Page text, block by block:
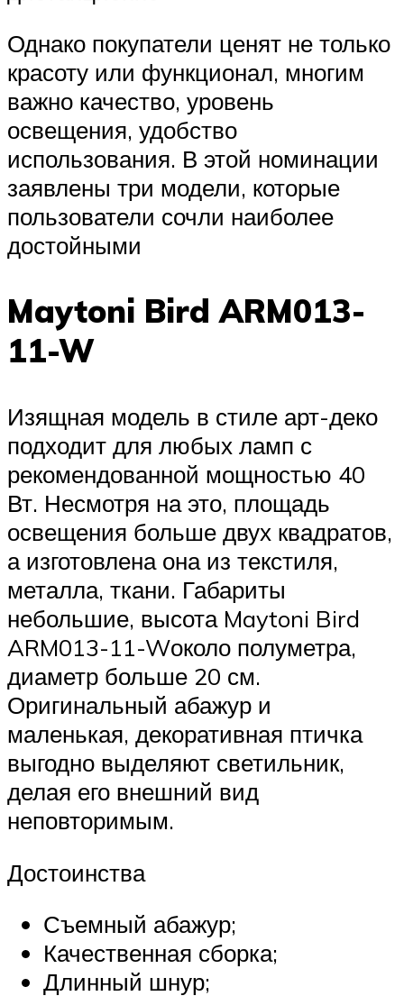
Однако покупатели ценят не только
красоту или функционал, многим
важно качество, уровень
освещения, удобство
использования. В этой номинации
заявлены три модели, которые
пользователи сочли наиболее
достойными
Maytoni Bird ARM013-
11-W
Изящная модель в стиле арт-деко
подходит для любых ламп с
рекомендованной мощностью 40
Вт. Несмотря на это, площадь
освещения больше двух квадратов,
а изготовлена она из текстиля,
металла, ткани. Габариты
небольшие, высота Maytoni Bird
ARM013-11-Wоколо полуметра,
диаметр больше 20 см.
Оригинальный абажур и
маленькая, декоративная птичка
выгодно выделяют светильник,
делая его внешний вид
неповторимым.
Достоинства
Съемный абажур;
Качественная сборка;
Длинный шнур;